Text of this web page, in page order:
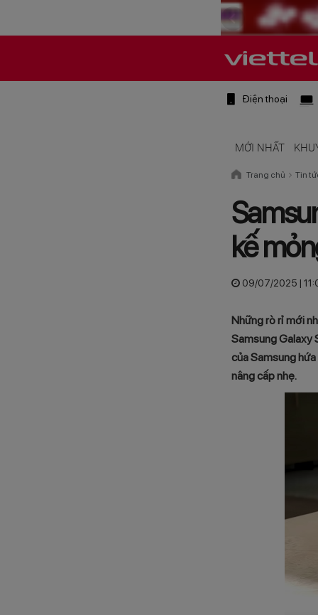
Điện thoại
MỚI NHẤT
Trang chủ Tin
kế
09/07/2025 |
Những rò rỉ mới
Samsung Galaxy
của Samsung
nâng cấp nhẹ.